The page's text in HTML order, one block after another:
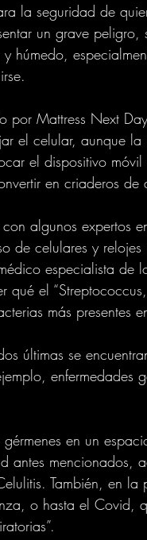
la seguridad de
un grave peligro,
húmedo,
por Mattress Next
el celular, aunque
el dispositivo
en criaderos de
algunos expertos
de celulares y relojes
especialista de
el
más presentes
últimas se
enfermedades
en un
antes mencionados,
También, en
o hasta el Covid,